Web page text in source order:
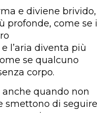
e diviene brivido,
profonde, come se i
l’aria diventa più
se qualcuno
corpo.
quando non
smettono di seguire